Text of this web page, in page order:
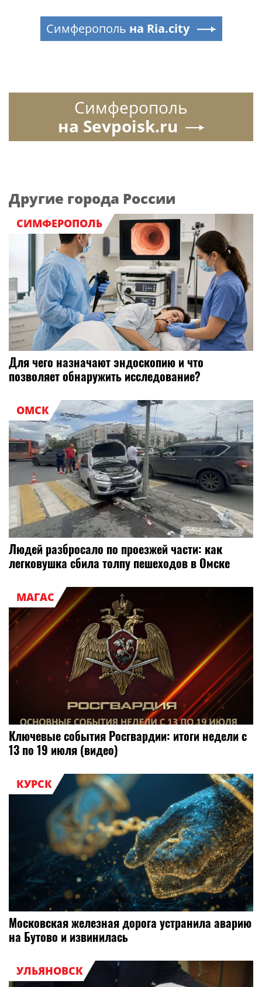
Симферополь на Ria.city
Симферополь
на Sevpoisk.ru
Другие города России
СИМФЕРОПОЛЬ
Для чего назначают эндоскопию и что
позволяет обнаружить исследование?
ОМСК
Людей разбросало по проезжей части: как
легковушка сбила толпу пешеходов в Омске
МАГАС
Ключевые события Росгвардии: итоги недели с
13 по 19 июля (видео)
КУРСК
Московская железная дорога устранила аварию
на Бутово и извинилась
УЛЬЯНОВСК